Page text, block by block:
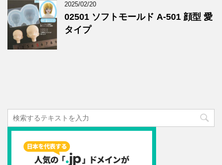
2025/02/20
02501 ソフトモールド A-501 顔型 愛
タイプ